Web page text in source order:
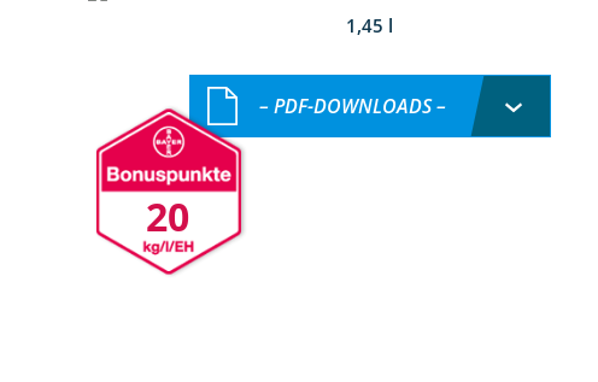
1,45 l
20
– PDF-DOWNLOADS –